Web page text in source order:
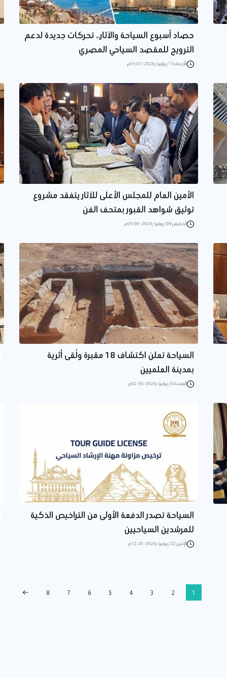
حصاد أسبوع السياحة والآثار.. تحركات جديدة لدعم
الترويج للمقصد السياحي المصري
الأربعاء 15/يوليو/2026 - 05:07 م
الأمين العام للمجلس الأعلى للآثار يتفقد مشروع
توثيق شواهد القبور بمتحف الفن
الخميس 09/يوليو/2026 - 05:08 م
السياحة تعلن اكتشاف 18 مقبرة ولُقى أثرية
بمدينة العلميين
السبت 04/يوليو/2026 - 02:55 م
السياحة تصدر الدفعة الأولى من التراخيص الذكية
للمرشدين السياحيين
الإثنين 22/يونيو/2026 - 12:20 م
1
2
3
4
5
6
7
8